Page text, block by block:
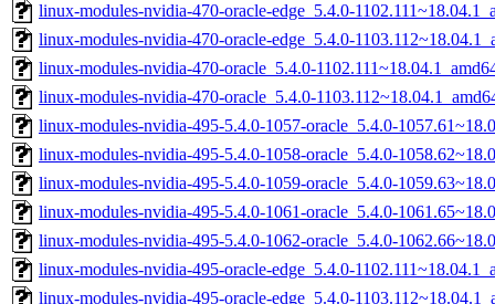
linux-modules-nvidia-470-oracle-edge_5.4.0-
linux-modules-nvidia-470-oracle-edge_5.4.0-
linux-modules-nvidia-470-oracle_5.4.0-
linux-modules-nvidia-470-oracle_5.4.0-
linux-modules-nvidia-495-5.4.0-1057-oracle_5.4.0-
linux-modules-nvidia-495-5.4.0-1058-oracle_5.4.0-
linux-modules-nvidia-495-5.4.0-1059-oracle_5.4.0-
linux-modules-nvidia-495-5.4.0-1061-oracle_5.4.0-
linux-modules-nvidia-495-5.4.0-1062-oracle_5.4.0-
linux-modules-nvidia-495-oracle-edge_5.4.0-
linux-modules-nvidia-495-oracle-edge_5.4.0-